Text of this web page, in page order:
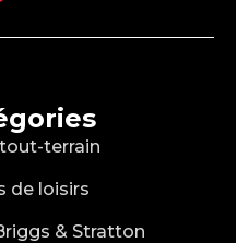
terrain
de loisirs
& Stratton